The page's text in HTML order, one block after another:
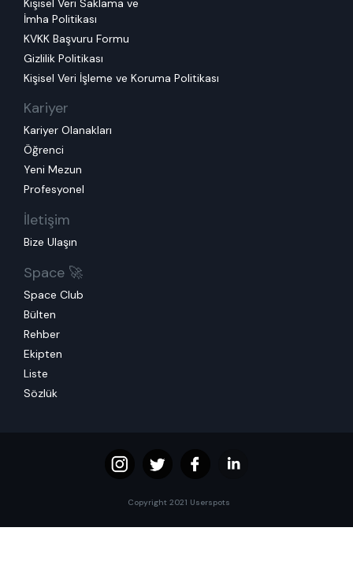
Kişisel Veri Saklama ve
İmha Politikası
KVKK Başvuru Formu
Gizlilik Politikası
Kişisel Veri İşleme ve Koruma Politikası
Kariyer
Kariyer Olanakları
Öğrenci
Yeni Mezun
Profesyonel
İletişim
Bize Ulaşın
Space 🚀
Space Club
Bülten
Rehber
Ekipten
Liste
Sözlük
Copyright 2021 Userspots